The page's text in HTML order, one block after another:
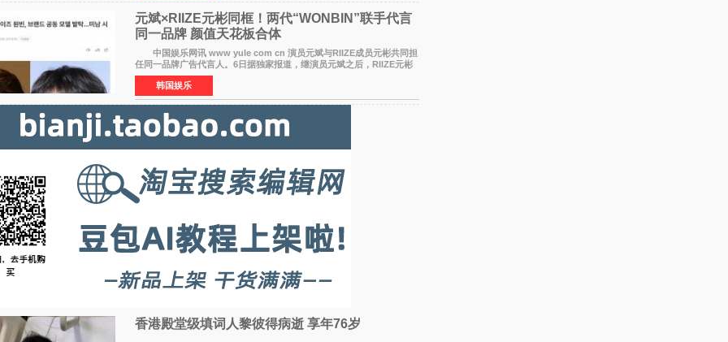
元斌×RIIZE元彬同框！两代“WONBIN”联手代言
同一品牌 颜值天花板合体
中国娱乐网讯 www yule com cn 演员元斌与RIIZE成员元彬共同担
任同一品牌广告代言人。6日据独家报道，继演员元斌之后，RIIZE元彬
最近也被选为某在线中介平台A公司的共同广告代言人，两人将作
韩国娱乐
香港殿堂级填词人黎彼得病逝 享年76岁​